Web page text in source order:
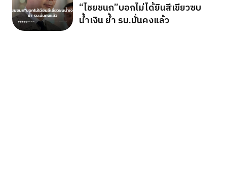
“ไชยชนก”บอกไม่ได้ยินสีเขียวซบ
น้ำเงิน ย้ำ รบ.มั่นคงแล้ว